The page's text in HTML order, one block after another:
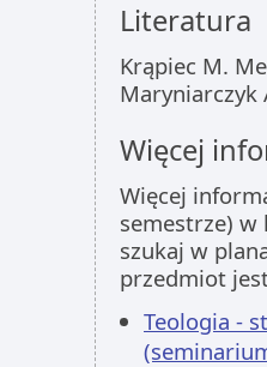
Literatura
Krąpiec M.
Maryniarczyk
Więcej
Więcej
semestrze)
szukaj w
przedmiot
Teologia -